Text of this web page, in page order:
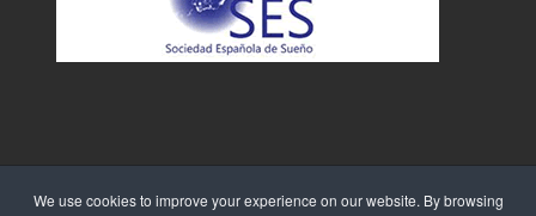
We use cookies to improve your experience on our website. By browsing